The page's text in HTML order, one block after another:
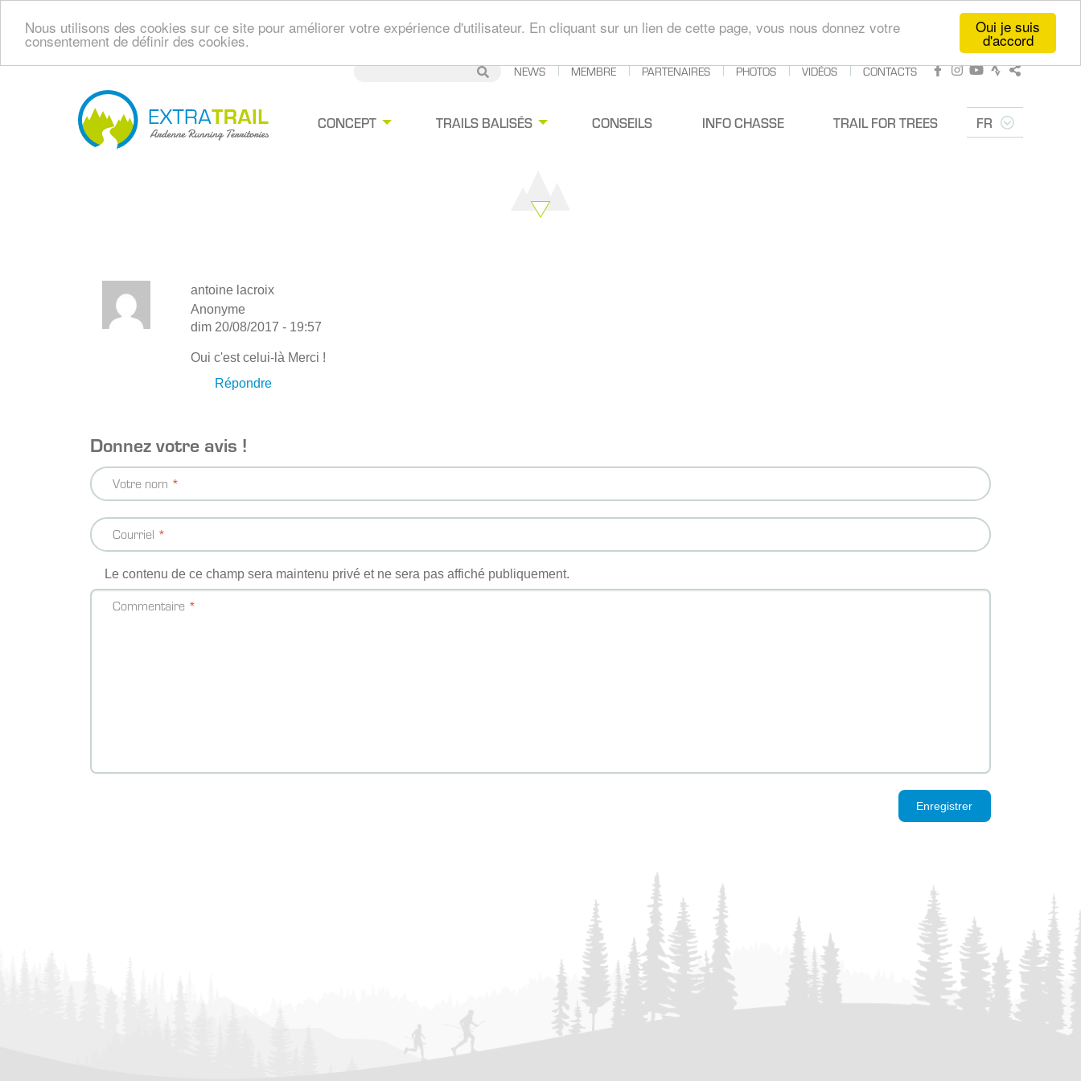
Oui je suis
d'accord
Nous utilisons des cookies sur ce site pour améliorer votre expérience d'utilisateur. En cliquant sur un lien de cette page, vous nous donnez votre
consentement de définir des cookies.
Aller
Navigation
CONCEPT TRAILS BALISÉS CONSEILS INFO CHASSE TRAIL FOR TREES FR
Rechercher
Secondary
NEWS MEMBRE PARTENAIRES PHOTOS VIDÉOS CONTACTS Facebook
Instagram
Youtube
StravaPartager
antoine lacroix
Anonyme
dim 20/08/2017 - 19:57
Oui c'est celui-là Merci !
Répondre
Donnez votre avis !
Votre nom
Courriel
Le contenu de ce champ sera maintenu privé et ne sera pas affiché publiquement.
Commentaire
Enregistrer